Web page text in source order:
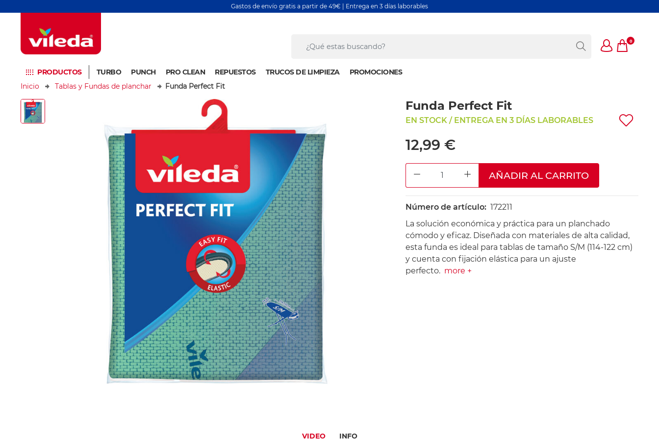
Gastos de envío gratis a partir de 49€ | Entrega en 3 días laborables
0
PRODUCTOS TURBO PUNCH PRO CLEAN REPUESTOS TRUCOS DE LIMPIEZA
PROMOCIONES
Inicio
Tablas y Fundas de planchar Funda Perfect Fit
Funda Perfect Fit
EN STOCK / ENTREGA EN 3 DÍAS LABORABLES
12,99 €
DECREASE QUANTITYINCREASE QUANTITY
AÑADIR AL CARRITO
Número de artículo:172211
La solución económica y práctica para un planchado
cómodo y eficaz. Diseñada con materiales de alta calidad,
esta funda es ideal para tablas de tamaño S/M (114-122 cm)
y cuenta con fijación elástica para un ajuste
perfecto. more +
VIDEO INFO